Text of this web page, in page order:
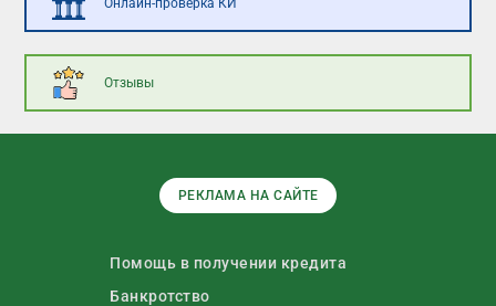
Онлайн-проверка КИ
Отзывы
РЕКЛАМА НА САЙТЕ
Помощь в получении кредита
Банкротство